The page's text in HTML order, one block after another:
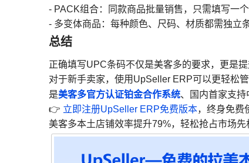
- PACK组合：同款商品批量销售，只需填写一
- 多变体商品：每种颜色、尺码、材质都需独立
总结
正确填写UPC条码不仅是美客多的要求，更是
对于新手卖家，使用UpSeller ERP可以更轻松
是美客多官方认证铂金合作系统、国内首家支持
👉 立即注册UpSeller ERP免费版本，终身免费
美客多本土店铺效率提升79%，轻松抢占市场先